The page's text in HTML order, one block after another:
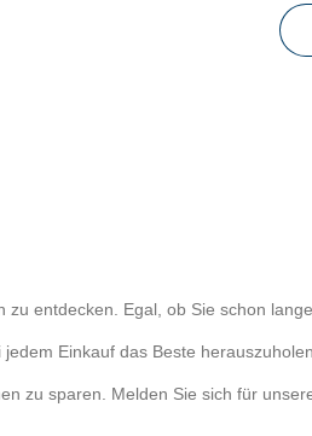
entdecken. Egal, ob Sie schon
Einkauf das Beste
zu sparen. Melden Sie sich für